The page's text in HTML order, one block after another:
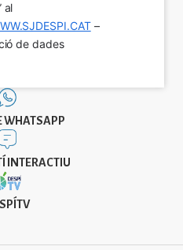
al
–
de dades
WHATSAPP
INTERACTIU